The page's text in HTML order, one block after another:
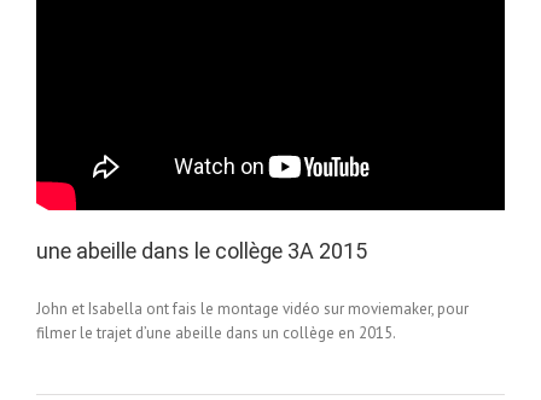
une abeille dans le collège 3A 2015
John et Isabella ont fais le montage vidéo sur moviemaker, pour
filmer le trajet d’une abeille dans un collège en 2015.